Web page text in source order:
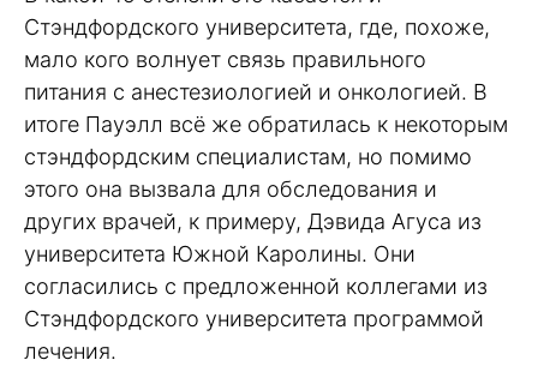
Стэндфордского университета, где, похоже,
мало кого волнует связь правильного
питания с анестезиологией и онкологией. В
итоге Пауэлл всё же обратилась к некоторым
стэндфордским специалистам, но помимо
этого она вызвала для обследования и
других врачей, к примеру, Дэвида Агуса из
университета Южной Каролины. Они
согласились с предложенной коллегами из
Стэндфордского университета программой
лечения.